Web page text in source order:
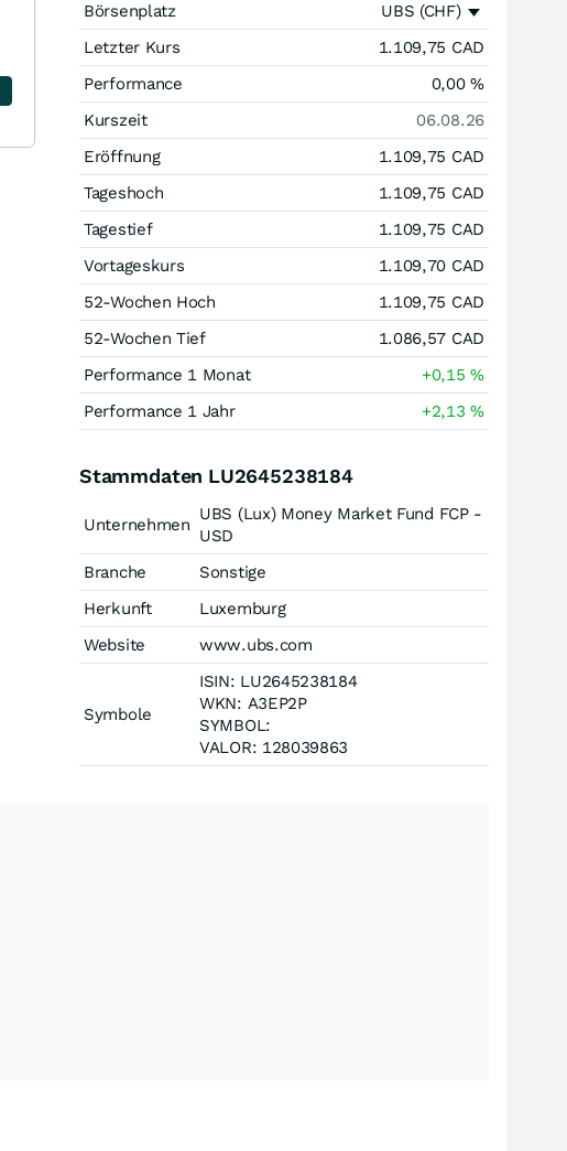
Börsenplatz
UBS (CHF)
Letzter Kurs
1.109,75 CAD
Performance
0,00%
Kurszeit
06.08.26
Eröffnung
1.109,75 CAD
Tageshoch
1.109,75 CAD
Tagestief
1.109,75 CAD
Vortageskurs
1.109,70 CAD
52-Wochen Hoch
1.109,75 CAD
52-Wochen Tief
1.086,57 CAD
Performance 1 Monat
+0,15%
Performance 1 Jahr
+2,13%
Stammdaten LU2645238184
Unternehmen
UBS (Lux) Money Market Fund FCP -
USD
Branche
Sonstige
Herkunft
Luxemburg
Website
www.ubs.com
Symbole
ISIN: LU2645238184
WKN: A3EP2P
SYMBOL:
VALOR: 128039863